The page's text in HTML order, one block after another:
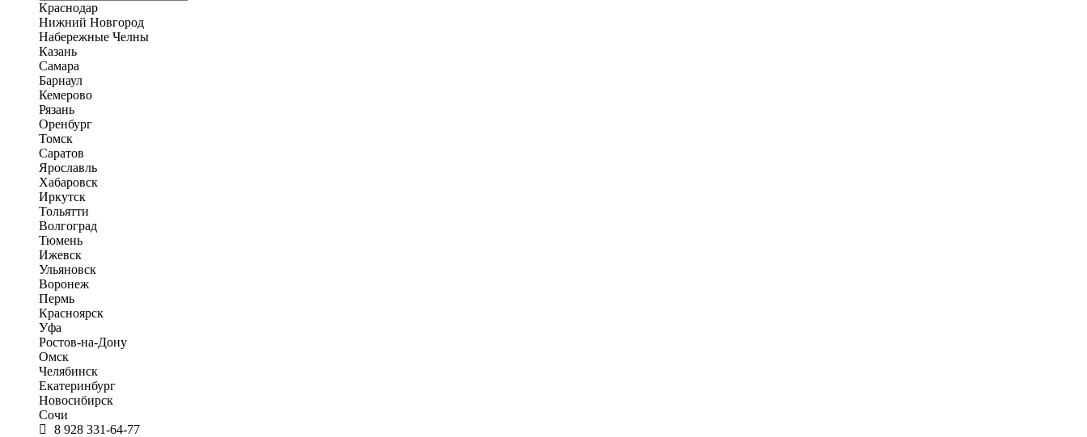
Краснодар
Нижний Новгород
Набережные Челны
Казань
Самара
Барнаул
Кемерово
Рязань
Оренбург
Томск
Саратов
Ярославль
Хабаровск
Иркутск
Тольятти
Волгоград
Тюмень
Ижевск
Ульяновск
Воронеж
Пермь
Красноярск
Уфа
Ростов-на-Дону
Омск
Челябинск
Екатеринбург
Новосибирск
Сочи
8 928 331-64-77